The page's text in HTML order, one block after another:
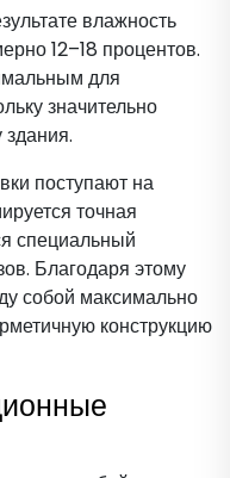
влажность
12–18 процентов.
для
значительно
поступают на
точная
специальный
Благодаря этому
собой максимально
конструкцию